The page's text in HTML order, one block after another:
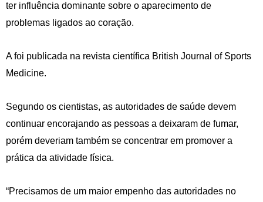
ter influência dominante sobre o aparecimento de
problemas ligados ao coração.
A foi publicada na revista científica British Journal of Sports
Medicine.
Segundo os cientistas, as autoridades de saúde devem
continuar encorajando as pessoas a deixaram de fumar,
porém deveriam também se concentrar em promover a
prática da atividade física.
“Precisamos de um maior empenho das autoridades no